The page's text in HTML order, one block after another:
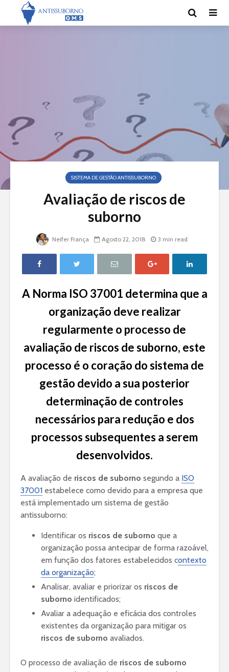
SISTEMA DE GESTÃO ANTISSUBORNO
Avaliação de riscos de
suborno
Neifer França Agosto 22, 2018 3 min read
A Norma ISO 37001 determina que a
organização deve realizar
regularmente o processo de
avaliação de riscos de suborno, este
processo é o coração do sistema de
gestão devido a sua posterior
determinação de controles
necessários para redução e dos
processos subsequentes a serem
desenvolvidos.
A avaliação de riscos de suborno segundo a ISO
37001 estabelece como devido para a empresa que
está implementado um sistema de gestão
antissuborno:
Identificar os riscos de suborno que a
organização possa antecipar de forma razoável,
em função dos fatores estabelecidos contexto
da organização;
Analisar, avaliar e priorizar os riscos de
suborno identificados;
Avaliar a adequação e eficácia dos controles
existentes da organização para mitigar os
riscos de suborno avaliados.
O processo de avaliação de riscos de suborno